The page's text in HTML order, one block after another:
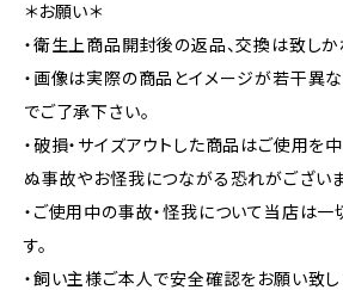
＊お願い＊
・衛生上商品開封後の返品、交換は致しか
・画像は実際の商品とイメージが若干異
でご了承下さい。
・破損・サイズアウトした商品はご使用を
ぬ事故やお怪我につながる恐れがございま
・ご使用中の事故・怪我について当店は
す。
・飼い主様ご本人で安全確認をお願い致し